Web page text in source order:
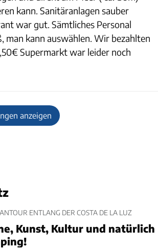
kann. Sanitäranlagen sauber
war gut. Sämtliches Personal
kann auswählen. Wir bezahlten
Supermarkt war leider noch
anzeigen
ENTLANG DER COSTA DE LA LUZ
Kunst, Kultur und natürlich